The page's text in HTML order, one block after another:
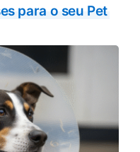
para o seu Pet